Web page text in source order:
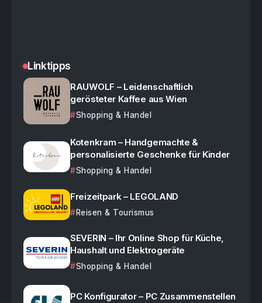
Linktipps
RAUWOLF – Leidenschaftlich
gerösteter Kaffee aus Wien
Shopping & Handel
Kotenkram – Handgemachte &
personalisierte Geschenke für Kinder
Shopping & Handel
Freizeitpark – LEGOLAND
Reisen & Tourismus
SEVERIN – Ihr Online Shop für Küche,
Haushalt und Elektrogeräte
Shopping & Handel
PC Konfigurator – PC Zusammenstellen